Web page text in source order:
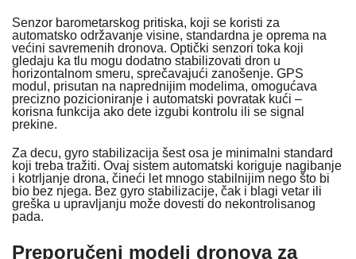
Senzor barometarskog pritiska, koji se koristi za
automatsko održavanje visine, standardna je oprema na
većini savremenih dronova. Optički senzori toka koji
gledaju ka tlu mogu dodatno stabilizovati dron u
horizontalnom smeru, sprečavajući zanošenje. GPS
modul, prisutan na naprednijim modelima, omogućava
precizno pozicioniranje i automatski povratak kući –
korisna funkcija ako dete izgubi kontrolu ili se signal
prekine.
Za decu, gyro stabilizacija šest osa je minimalni standard
koji treba tražiti. Ovaj sistem automatski koriguje nagibanje
i kotrljanje drona, čineći let mnogo stabilnijim nego što bi
bio bez njega. Bez gyro stabilizacije, čak i blagi vetar ili
greška u upravljanju može dovesti do nekontrolisanog
pada.
Preporučeni modeli dronova za